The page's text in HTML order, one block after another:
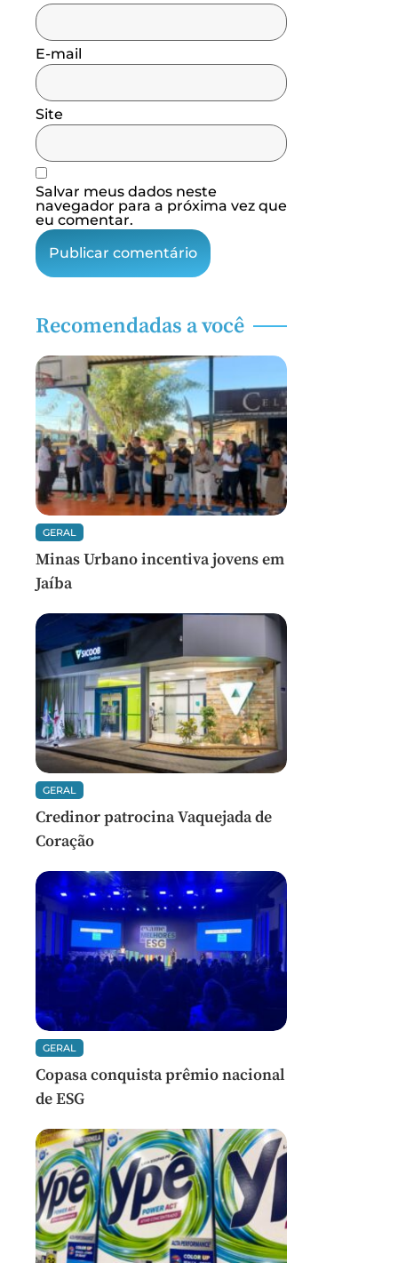
E-mail
Site
Salvar meus dados neste
navegador para a próxima vez que
eu comentar.
Recomendadas a você
GERAL
Minas Urbano incentiva jovens em
Jaíba
GERAL
Credinor patrocina Vaquejada de
Coração
GERAL
Copasa conquista prêmio nacional
de ESG